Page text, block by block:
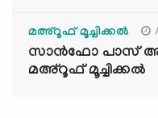
മഅ്റൂഫ് മൂച്ചിക്കല്‍
സാൻഫോ പാസ്
മഅ്റൂഫ് മൂച്ചിക്കല്‍